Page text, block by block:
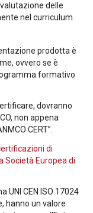
delle
nel curriculum
prodotta è
ovvero se è
formativo
dovranno
non appena
CERT”.
di
Società Europea di
UNI CEN ISO 17024
hanno un valore